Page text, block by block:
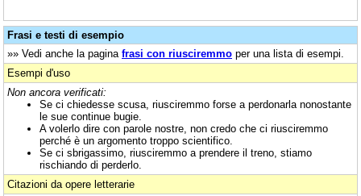
Frasi e testi di esempio
»» Vedi anche la pagina frasi con riusciremmo per una lista di esempi.
Esempi d'uso
Non ancora verificati:
Se ci chiedesse scusa, riusciremmo forse a perdonarla nonostante
le sue continue bugie.
A volerlo dire con parole nostre, non credo che ci riusciremmo
perché è un argomento troppo scientifico.
Se ci sbrigassimo, riusciremmo a prendere il treno, stiamo
rischiando di perderlo.
Citazioni da opere letterarie